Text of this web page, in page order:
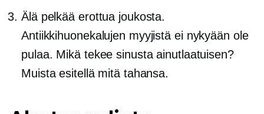
Älä pelkää erottua joukosta.
Antiikkihuonekalujen myyjistä ei nykyään ole
pulaa. Mikä tekee sinusta ainutlaatuisen?
Muista esitellä mitä tahansa.